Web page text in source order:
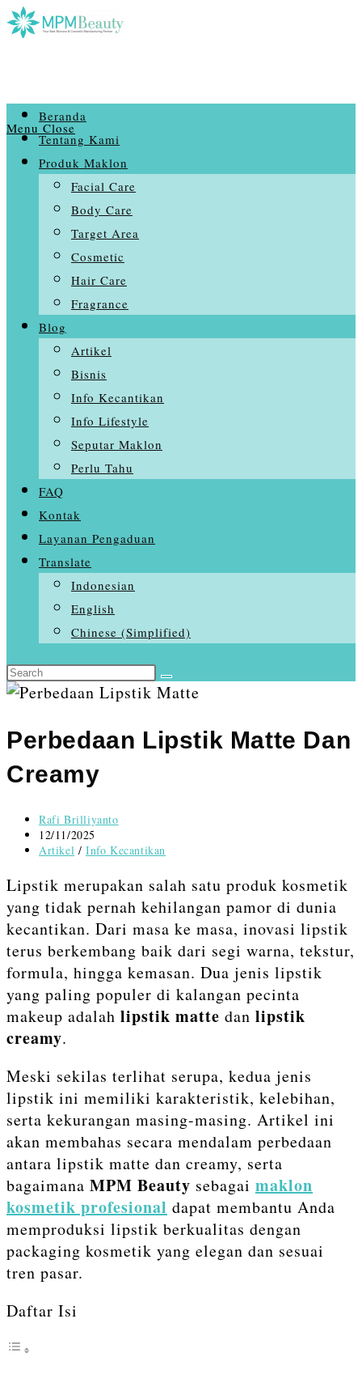
Skip
to
Menu Close
Beranda
Tentang Kami
Produk Maklon
Facial Care
Body Care
Target Area
Cosmetic
Hair Care
Fragrance
Blog
Artikel
Bisnis
Info Kecantikan
Info Lifestyle
Seputar Maklon
Perlu Tahu
FAQ
Kontak
Layanan Pengaduan
Translate
Indonesian
English
Chinese (Simplified)
Search
this
Perbedaan Lipstik Matte Dan
Creamy
Post
author:
Rafi Brilliyanto
Post
published:
12/11/2025
Post
Artikel / Info Kecantikan
Lipstik merupakan salah satu produk kosmetik
yang tidak pernah kehilangan pamor di dunia
kecantikan. Dari masa ke masa, inovasi lipstik
terus berkembang baik dari segi warna, tekstur,
formula, hingga kemasan. Dua jenis lipstik
yang paling populer di kalangan pecinta
makeup adalah lipstik matte dan lipstik
creamy.
Meski sekilas terlihat serupa, kedua jenis
lipstik ini memiliki karakteristik, kelebihan,
serta kekurangan masing-masing. Artikel ini
akan membahas secara mendalam perbedaan
antara lipstik matte dan creamy, serta
bagaimana MPM Beauty sebagai maklon
kosmetik profesional dapat membantu Anda
memproduksi lipstik berkualitas dengan
packaging kosmetik yang elegan dan sesuai
tren pasar.
Daftar Isi